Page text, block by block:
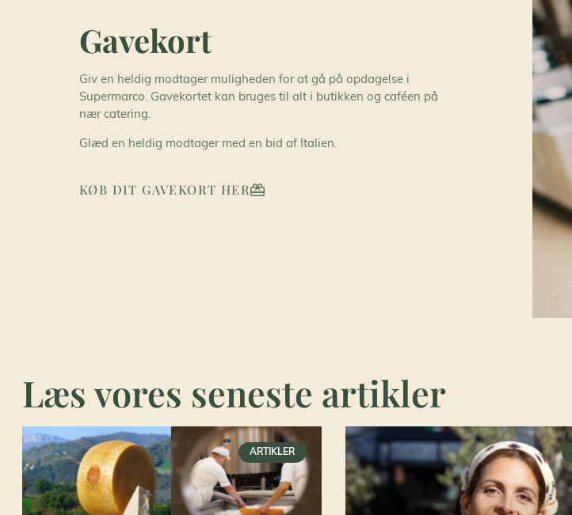
Gavekort
Giv en heldig modtager muligheden for at gå på opdagelse i
Supermarco. Gavekortet kan bruges til alt i butikken og caféen på
nær catering.
Glæd en heldig modtager med en bid af Italien.
KØB DIT GAVEKORT HER
Læs vores seneste artikler
ARTIKLER